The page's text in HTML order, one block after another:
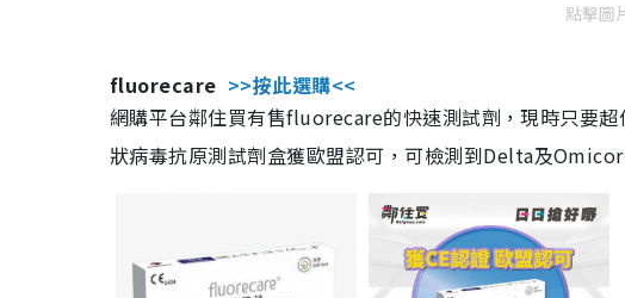
點擊圖
fluorecare >>按此選購<<
網購平台鄰住買有售fluorecare的快速測試劑，現時只要
狀病毒抗原測試劑盒獲歐盟認可，可檢測到Delta及